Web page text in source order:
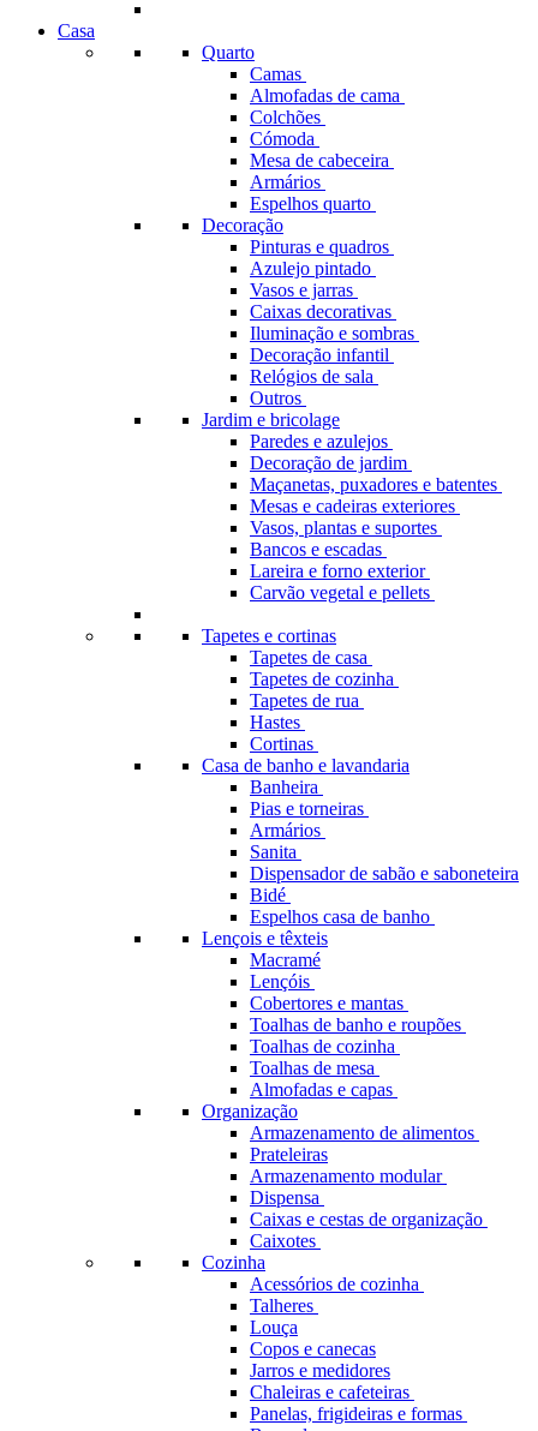
Casa
Quarto
Camas
Almofadas de cama
Colchões
Cómoda
Mesa de cabeceira
Armários
Espelhos quarto
Decoração
Pinturas e quadros
Azulejo pintado
Vasos e jarras
Caixas decorativas
Iluminação e sombras
Decoração infantil
Relógios de sala
Outros
Jardim e bricolage
Paredes e azulejos
Decoração de jardim
Maçanetas, puxadores e batentes
Mesas e cadeiras exteriores
Vasos, plantas e suportes
Bancos e escadas
Lareira e forno exterior
Carvão vegetal e pellets
Tapetes e cortinas
Tapetes de casa
Tapetes de cozinha
Tapetes de rua
Hastes
Cortinas
Casa de banho e lavandaria
Banheira
Pias e torneiras
Armários
Sanita
Dispensador de sabão e saboneteira
Bidé
Espelhos casa de banho
Lençois e têxteis
Macramé
Lençóis
Cobertores e mantas
Toalhas de banho e roupões
Toalhas de cozinha
Toalhas de mesa
Almofadas e capas
Organização
Armazenamento de alimentos
Prateleiras
Armazenamento modular
Dispensa
Caixas e cestas de organização
Caixotes
Cozinha
Acessórios de cozinha
Talheres
Louça
Copos e canecas
Jarros e medidores
Chaleiras e cafeteiras
Panelas, frigideiras e formas